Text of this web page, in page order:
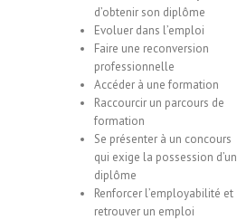
d’obtenir son diplôme
Evoluer dans l’emploi
Faire une reconversion
professionnelle
Accéder à une formation
Raccourcir un parcours de
formation
Se présenter à un concours
qui exige la possession d’un
diplôme
Renforcer l’employabilité et
retrouver un emploi